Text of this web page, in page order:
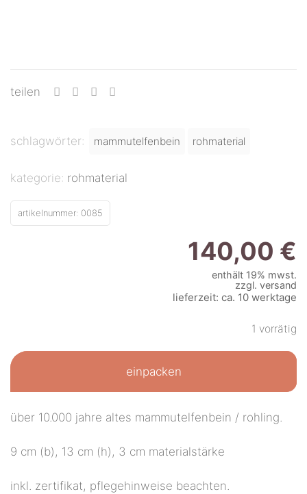
teilen
schlagwörter: mammutelfenbein rohmaterial
kategorie: rohmaterial
artikelnummer: 0085
140,00 €
enthält 19% mwst.
zzgl. versand
lieferzeit: ca. 10 werktage
1 vorrätig
einpacken
über 10.000 jahre altes mammutelfenbein / rohling.
9 cm (b), 13 cm (h), 3 cm materialstärke
inkl. zertifikat, pflegehinweise beachten.